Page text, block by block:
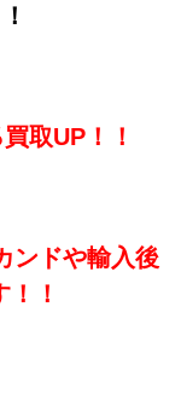
取UP！！
ンドや輸入後
！